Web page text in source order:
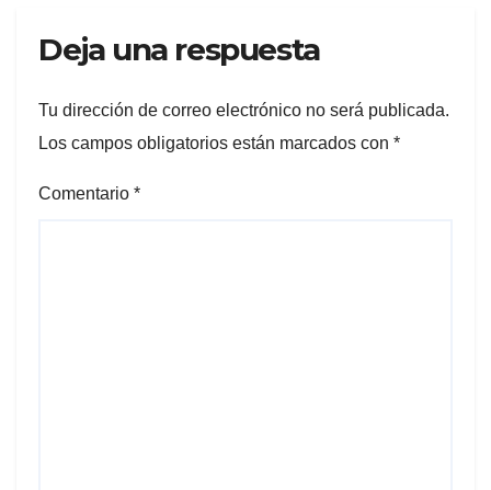
Deja una respuesta
Tu dirección de correo electrónico no será publicada.
Los campos obligatorios están marcados con *
Comentario *